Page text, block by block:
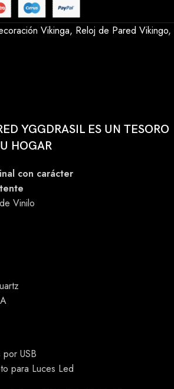
Vikinga, Reloj de Pared Vikingo
YGGDRASIL ES UN TESORO
HOGAR
con carácter
Vinilo
USB
para Luces Led